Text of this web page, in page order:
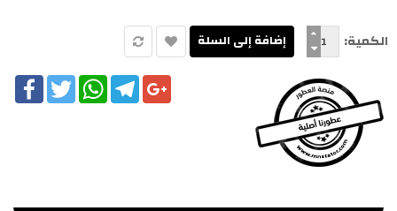
الكمية:
Twitter
WhatsAppTelegramGoogle+